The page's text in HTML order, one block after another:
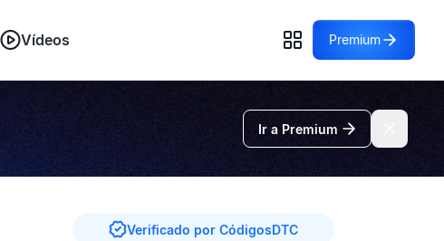
Vídeos Premium
Ir a Premium
Verificado por CódigosDTC